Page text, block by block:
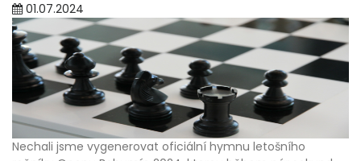
01.07.2024
Nechali jsme vygenerovat oficiální hymnu letošního